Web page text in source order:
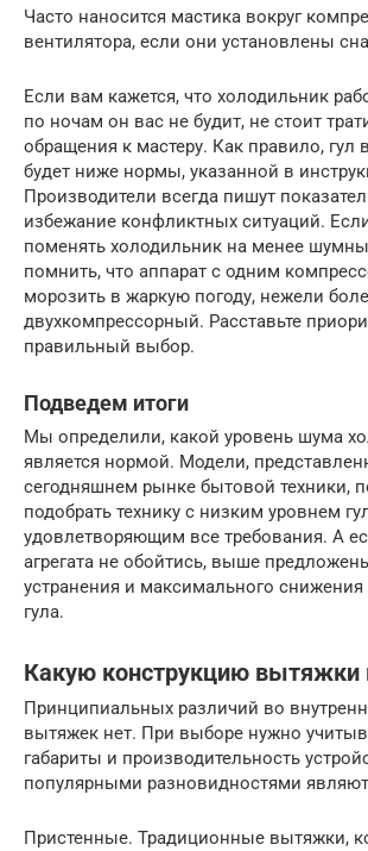
Часто наносится мастика вокруг
вентилятора, если они установлены
Если вам кажется, что холодильник
по ночам он вас не будит, не стоит
обращения к мастеру. Как правило, гул
будет ниже нормы, указанной в
Производители всегда пишут
избежание конфликтных ситуаций.
поменять холодильник на менее
помнить, что аппарат с одним
морозить в жаркую погоду, нежели
двухкомпрессорный. Расставьте
правильный выбор.
Подведем итоги
Мы определили, какой уровень шума
является нормой. Модели,
сегодняшнем рынке бытовой техники,
подобрать технику с низким уровнем
удовлетворяющим все требования. А
агрегата не обойтись, выше
устранения и максимального
гула.
Какую конструкцию вытяжки
Принципиальных различий во
вытяжек нет. При выборе нужно
габариты и производительность
популярными разновидностями
Пристенные. Традиционные вытяжки,